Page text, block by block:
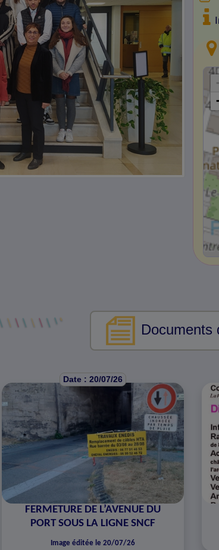
Documents
Date : 20/07/26
FERMETURE DE L’AVENUE DU
PORT SOUS LA LIGNE SNCF
Image éditée le 20/07/26